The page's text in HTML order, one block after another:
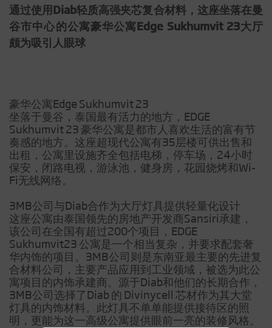
通过使用Diab轻质高强夹芯复合材料，这座坐落在曼
谷市中心的公寓豪华公寓Edge Sukhumvit 23大厅
颇为吸引人眼球
豪华公寓Edge Sukhumvit 23
坐落于曼谷，泰国最有活力的地方，EDGE
Sukhumvit 23 豪华公寓是都市人喜欢生活的富有节
奏感的地方。这座超现代公寓有35层楼可供出售和
出租，公寓里设施齐全包括电梯，停车场，24小时
保安，闭路电视，游泳池，健身房，花园烧烤和Wi-
Fi无线网络。
3MB公司与Diab合作为大厅灯具提供轻量化设计
这座公寓由泰国领先的房地产开发商Sansiri承建，
该公司在全国有超过200个项目，EDGE
Sukhumvit23 公寓是一个相当复杂，并要求配套奢
华内饰的项目。3MB公司则是东南亚最主要的先进复
合材料公司，主要产品应用到工业领域，被选为此公
寓项目的内饰承建商。源于Diab和他们的长期合作，
3MB公司选择了Diab 的 Divinycell 芯材作为其大堂
灯具的内饰材料。此灯具不单单能提供接待区的照
明，更能为这一高级公寓提供眼前一亮的装修风格。